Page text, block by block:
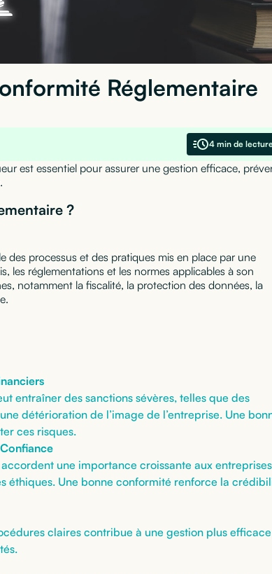
Réglementaire
4 min de
est essentiel pour assurer une gestion efficace,
?
des processus et des pratiques mis en place par une
les réglementations et les normes applicables à son
notamment la fiscalité, la protection des données, la
entraîner des sanctions sévères, telles que des
détérioration de l’image de l’entreprise. Une
ces risques.
une importance croissante aux entreprises
éthiques. Une bonne conformité renforce la
claires contribue à une gestion plus